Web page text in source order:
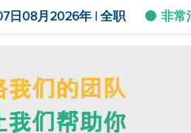
日08月2026年 | 全职 非常